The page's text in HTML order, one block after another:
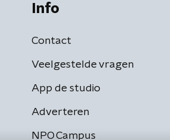
Info
Contact
Veelgestelde vragen
App de studio
Adverteren
NPO Campus